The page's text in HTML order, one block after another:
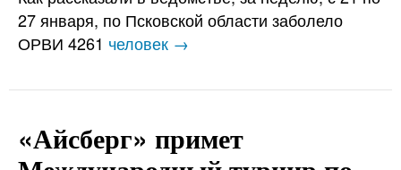
27 января, по Псковской области заболело
ОРВИ 4261 человек →
«Айсберг» примет